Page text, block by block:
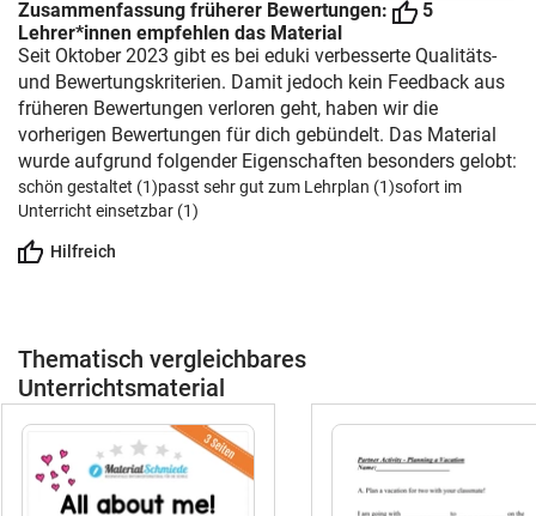
mit Bildimpulsen auf motivierende Weise
unterstützt werden. Eventuelle
Verstehenslücken durch jeweiliges
Zeigen derjenigen flashcards visualisiert
werden, die den Schlüsselbegriffen
entsprechen. tags: #Bildkarten Englisch
#bundle Bildkarten #growing bundle
#wachsendes Materialpaket
Zusammenfassung früherer Bewertungen:
5
Lehrer*innen empfehlen das Material
Seit Oktober 2023 gibt es bei eduki verbesserte Qualitäts-
und Bewertungskriterien. Damit jedoch kein Feedback aus
früheren Bewertungen verloren geht, haben wir die
vorherigen Bewertungen für dich gebündelt. Das Material
wurde aufgrund folgender Eigenschaften besonders gelobt:
schön gestaltet (1)passt sehr gut zum Lehrplan (1)sofort im
Unterricht einsetzbar (1)
Hilfreich
Thematisch vergleichbares
Unterrichtsmaterial